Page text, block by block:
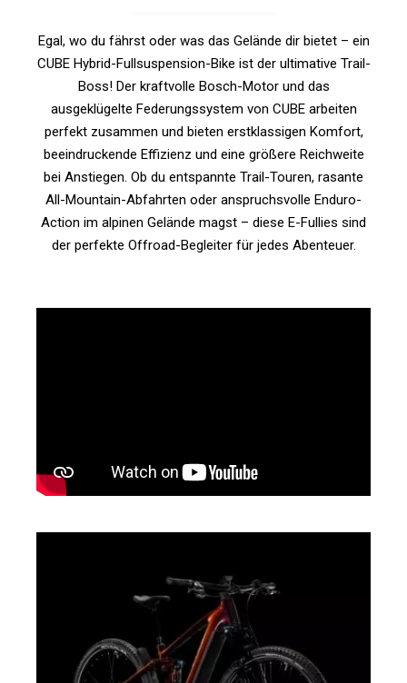
Egal, wo du fährst oder was das Gelände dir bietet – ein
CUBE Hybrid-Fullsuspension-Bike ist der ultimative Trail-
Boss! Der kraftvolle Bosch-Motor und das
ausgeklügelte Federungssystem von CUBE arbeiten
perfekt zusammen und bieten erstklassigen Komfort,
beeindruckende Effizienz und eine größere Reichweite
bei Anstiegen. Ob du entspannte Trail-Touren, rasante
All-Mountain-Abfahrten oder anspruchsvolle Enduro-
Action im alpinen Gelände magst – diese E-Fullies sind
der perfekte Offroad-Begleiter für jedes Abenteuer.